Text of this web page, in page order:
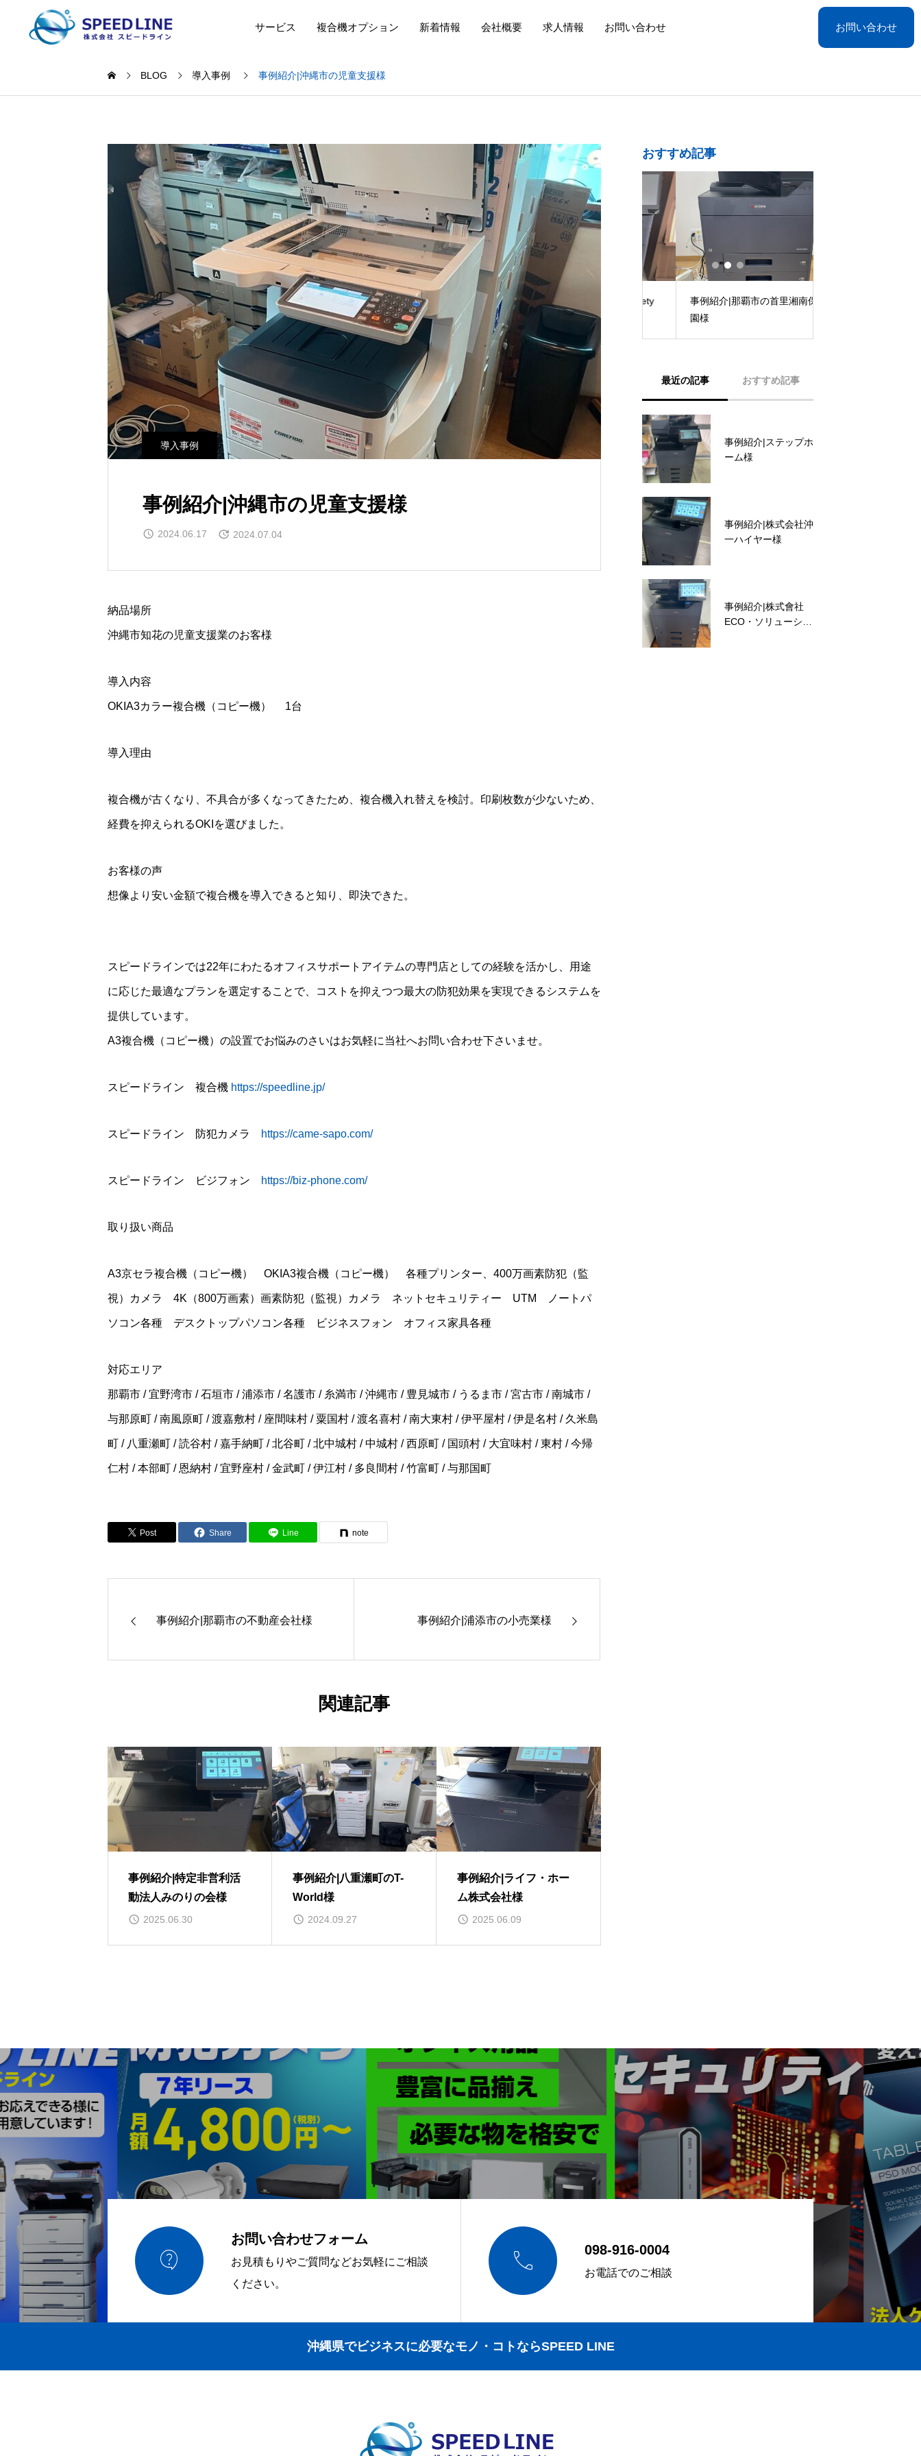
サービス 複合機オプション 新着情報 会社概要 求人情報 お問い合わせ お問い合わせ
BLOG 導入事例 事例紹介|沖縄市の児童支援様
導入事例
事例紹介|沖縄市の児童支援様
2024.06.17 2024.07.04
納品場所
沖縄市知花の児童支援業のお客様
導入内容
OKIA3カラー複合機（コピー機） 1台
導入理由
複合機が古くなり、不具合が多くなってきたため、複合機入れ替えを検討。印刷枚数が少ないため、
経費を抑えられるOKIを選びました。
お客様の声
想像より安い金額で複合機を導入できると知り、即決できた。
スピードラインでは22年にわたるオフィスサポートアイテムの専門店としての経験を活かし、用途
に応じた最適なプランを選定することで、コストを抑えつつ最大の防犯効果を実現できるシステムを
提供しています。
A3複合機（コピー機）の設置でお悩みのさいはお気軽に当社へお問い合わせ下さいませ。
スピードライン 複合機 https://speedline.jp/
スピードライン 防犯カメラ https://came-sapo.com/
スピードライン ビジフォン https://biz-phone.com/
取り扱い商品
A3京セラ複合機（コピー機） OKIA3複合機（コピー機） 各種プリンター、400万画素防犯（監
視）カメラ 4K（800万画素）画素防犯（監視）カメラ ネットセキュリティー UTM ノートパ
ソコン各種 デスクトップパソコン各種 ビジネスフォン オフィス家具各種
対応エリア
那覇市 / 宜野湾市 / 石垣市 / 浦添市 / 名護市 / 糸満市 / 沖縄市 / 豊見城市 / うるま市 / 宮古市 / 南城市 /
与那原町 / 南風原町 / 渡嘉敷村 / 座間味村 / 粟国村 / 渡名喜村 / 南大東村 / 伊平屋村 / 伊是名村 / 久米島
町 / 八重瀬町 / 読谷村 / 嘉手納町 / 北谷町 / 北中城村 / 中城村 / 西原町 / 国頭村 / 大宜味村 / 東村 / 今帰
仁村 / 本部町 / 恩納村 / 宜野座村 / 金武町 / 伊江村 / 多良間村 / 竹富町 / 与那国町
Post Share Line note
事例紹介|那覇市の不動産会社様 事例紹介|浦添市の小売業様
関連記事
事例紹介|特定非営利活
動法人みのりの会様
2025.06.30
事例紹介|八重瀬町のT-
World様
2024.09.27
事例紹介|ライフ・ホー
ム株式会社様
2025.06.09
おすすめ記事
事例紹介|合同会社futuresociety
様
事例紹介|那覇市の首里湘南保育
最近の記事 おすすめ記事
事例紹介|ステップホ
ーム様
事例紹介|株式会社沖
一ハイヤー様
事例紹介|株式會社
ECO・ソリューショ
事例紹介|訪問介護サ
ービスかなさ様
事例紹介|株式会社光
邦開発様
事例紹介 | 中城村の
建築業様

お問い合わせフォーム
お見積もりやご質問などお気軽にご相談
ください。
 098-916-0004
お電話でのご相談
沖縄県でビジネスに必要なモノ・コトならSPEED LINE